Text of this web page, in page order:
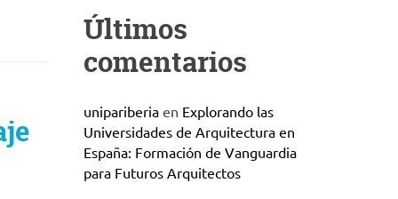
Últimos
comentarios
unipariberiaen Explorando las
Universidades de Arquitectura en
España: Formación de Vanguardia
para Futuros Arquitectos